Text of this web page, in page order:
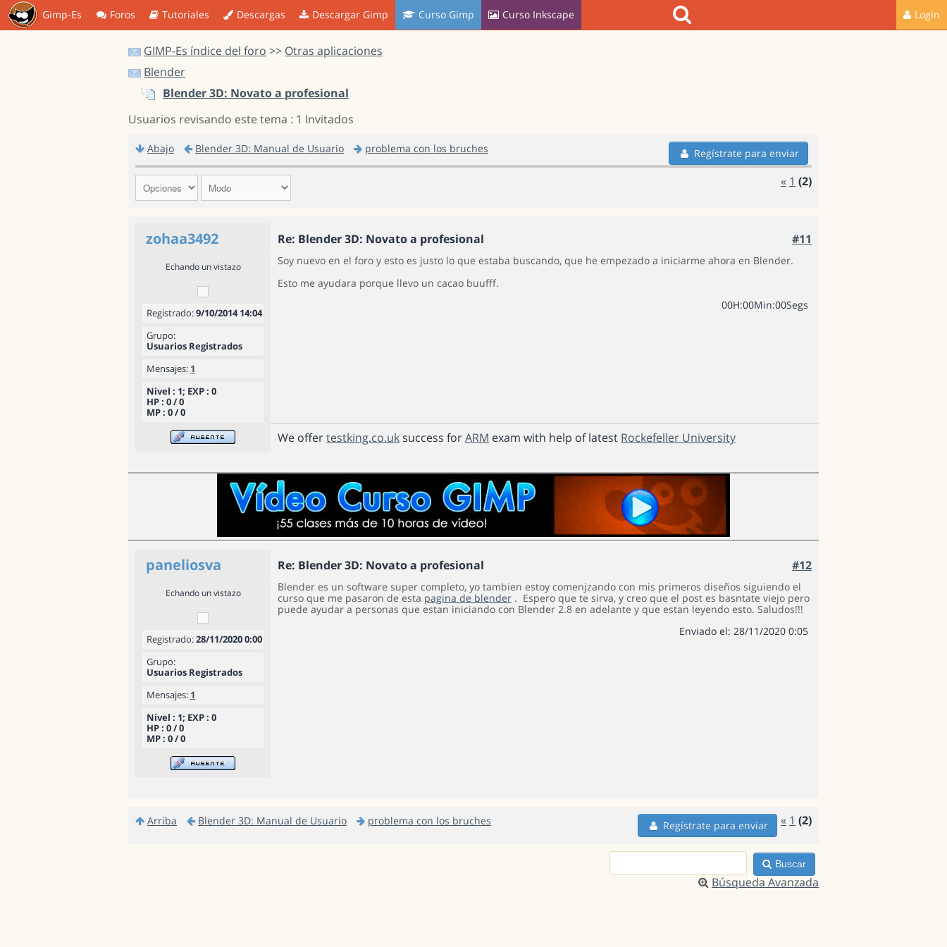
Gimp-Es Foros Tutoriales Descargas Descargar Gimp Curso Gimp Curso Inkscape Login
GIMP-Es índice del foro >> Otras aplicaciones
Blender
Blender 3D: Novato a profesional
Usuarios revisando este tema : 1 Invitados
Abajo Blender 3D: Manual de Usuario problema con los bruches Regístrate para enviar
« 1 (2)
zohaa3492 Re: Blender 3D: Novato a profesional #11
Echando un vistazo
Registrado:9/10/2014 14:04
Grupo:
Usuarios Registrados
Mensajes: 1
Nivel : 1; EXP : 0
HP : 0 / 0
MP : 0 / 0
Soy nuevo en el foro y esto es justo lo que estaba buscando, que he empezado a iniciarme ahora en Blender.
Esto me ayudara porque llevo un cacao buufff.
00H:00Min:00Segs
We offertestking.co.uksuccess forARM exam with help of latest Rockefeller University
paneliosva Re: Blender 3D: Novato a profesional #12
Echando un vistazo
Registrado:28/11/2020 0:00
Grupo:
Usuarios Registrados
Mensajes: 1
Nivel : 1; EXP : 0
HP : 0 / 0
MP : 0 / 0
Blender es un software super completo, yo tambien estoy comenjzando con mis primeros diseños siguiendo el
curso que me pasaron de esta pagina de blender . Espero que te sirva, y creo que el post es basntate viejo pero
puede ayudar a personas que estan iniciando con Blender 2.8 en adelante y que estan leyendo esto. Saludos!!!
Enviado el: 28/11/2020 0:05
Arriba Blender 3D: Manual de Usuario problema con los bruches « 1 (2)
Regístrate para enviar
Buscar
Búsqueda Avanzada